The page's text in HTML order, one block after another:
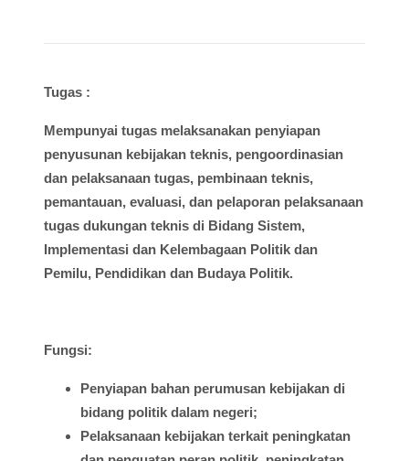
Tugas :
Mempunyai tugas melaksanakan penyiapan
penyusunan kebijakan teknis, pengoordinasian
dan pelaksanaan tugas, pembinaan teknis,
pemantauan, evaluasi, dan pelaporan pelaksanaan
tugas dukungan teknis di Bidang Sistem,
Implementasi dan Kelembagaan Politik dan
Pemilu, Pendidikan dan BudayaPolitik.
Fungsi:
Penyiapan bahan perumusan kebijakan di
bidang politik dalam negeri;
Pelaksanaan kebijakan terkait peningkatan